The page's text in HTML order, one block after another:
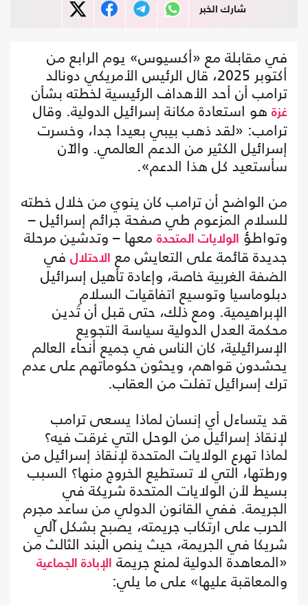
شارك الخبر
في مقابلة مع «أكسيوس» يوم الرابع من
أكتوبر 2025، قال الرئيس الأمريكي دونالد
ترامب أن أحد الأهداف الرئيسية لخطته بشأن
غزة هو استعادة مكانة إسرائيل الدولية. وقال
ترامب: «لقد ذهب بيبي بعيدا جدا، وخسرت
إسرائيل الكثير من الدعم العالمي. والآن
سأستعيد كل هذا الدعم».
من الواضح أن ترامب كان ينوي من خلال خطته
للسلام المزعوم طي صفحة جرائم إسرائيل –
وتواطؤ الولايات المتحدة معها – وتدشين مرحلة
جديدة قائمة على التعايش مع
الاحتلال في
الضفة الغربية خاصة، وإعادة تأهيل إسرائيل
دبلوماسيا وتوسيع اتفاقيات السلام
الإبراهيمية. ومع ذلك، حتى قبل أن تُدين
محكمة العدل الدولية سياسة التجويع
الإسرائيلية، كان الناس في جميع أنحاء العالم
يحشدون قواهم، ويحثون حكوماتهم على عدم
ترك إسرائيل تفلت من العقاب.
قد يتساءل أي إنسان لماذا يسعى ترامب
لإنقاذ إسرائيل من الوحل التي غرقت فيه؟
لماذا تهرع الولايات المتحدة لإنقاذ إسرائيل من
ورطتها، التي لا تستطيع الخروج منها؟ السبب
بسيط لأن الولايات المتحدة شريكة في
الجريمة. ففي القانون الدولي من ساعد مجرم
الحرب على ارتكاب جريمته، يصبح بشكل آلي
شريكا في الجريمة، حيث ينص البند الثالث من
«المعاهدة الدولية لمنع جريمة الإبادة الجماعية
والمعاقبة عليها» على ما يلي: